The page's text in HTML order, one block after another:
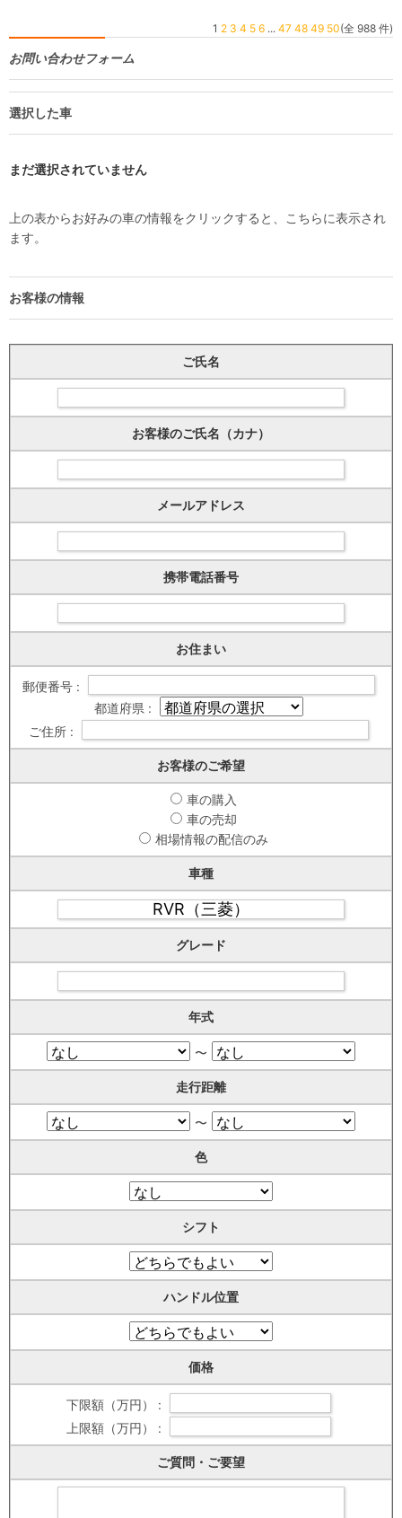
1 2 3 4 5 6 ... 47 48 49 50(全 988 件)
お問い合わせフォーム
選択した車
まだ選択されていません
上の表からお好みの車の情報をクリックすると、こちらに表示され
ます。
お客様の情報
ご氏名
お客様のご氏名（カナ）
メールアドレス
携帯電話番号
お住まい
郵便番号 :
都道府県 :
ご住所 :
お客様のご希望
車の購入
車の売却
相場情報の配信のみ
車種
グレード
年式
〜
走行距離
〜
色
シフト
ハンドル位置
価格
下限額（万円） :
上限額（万円） :
ご質問・ご要望